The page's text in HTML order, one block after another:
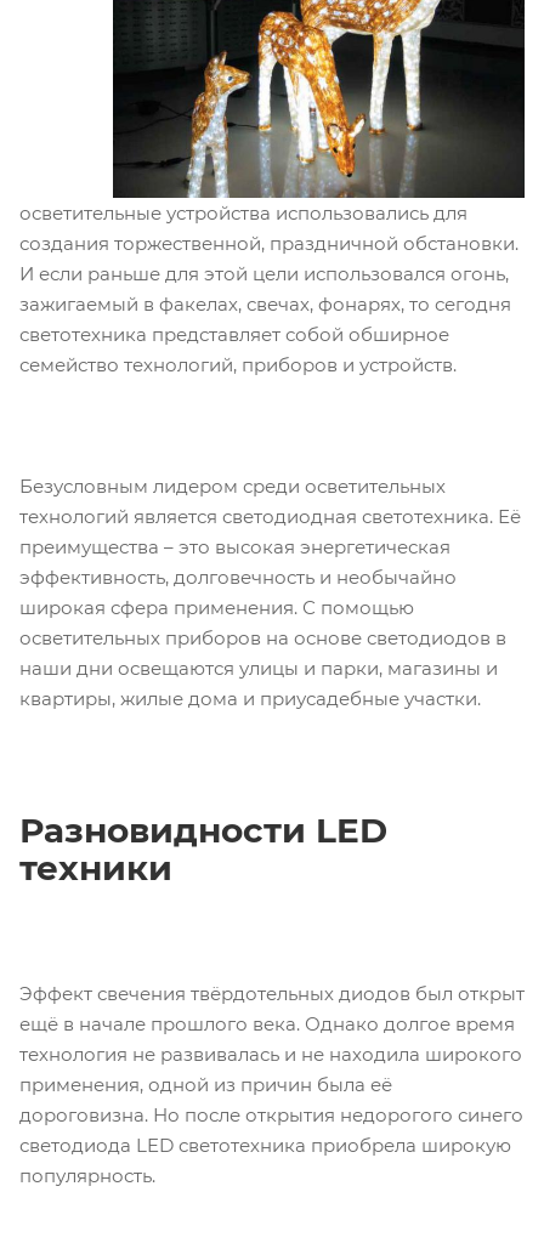
осветительные устройства использовались для
создания торжественной, праздничной обстановки.
И если раньше для этой цели использовался огонь,
зажигаемый в факелах, свечах, фонарях, то сегодня
светотехника представляет собой обширное
семейство технологий, приборов и устройств.
Безусловным лидером среди осветительных
технологий является светодиодная светотехника. Её
преимущества – это высокая энергетическая
эффективность, долговечность и необычайно
широкая сфера применения. С помощью
осветительных приборов на основе светодиодов в
наши дни освещаются улицы и парки, магазины и
квартиры, жилые дома и приусадебные участки.
Разновидности LED
техники
Эффект свечения твёрдотельных диодов был открыт
ещё в начале прошлого века. Однако долгое время
технология не развивалась и не находила широкого
применения, одной из причин была её
дороговизна. Но после открытия недорогого синего
светодиода LED светотехника приобрела широкую
популярность.